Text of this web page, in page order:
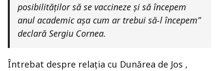
posibilităților să se vaccineze și să începem
anul academic așa cum ar trebui să-l începem”
declară Sergiu Cornea.
Întrebat despre relația cu Dunărea de Jos ,